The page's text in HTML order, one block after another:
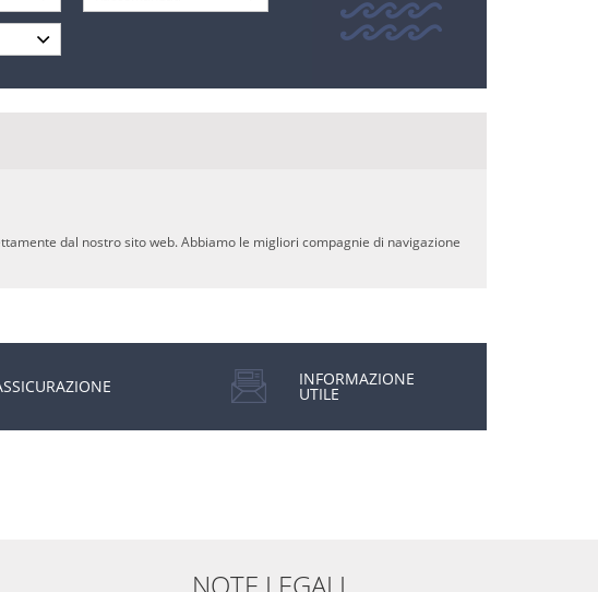
dal nostro sito web. Abbiamo le migliori compagnie di navigazione
INFORMAZIONE
UTILE